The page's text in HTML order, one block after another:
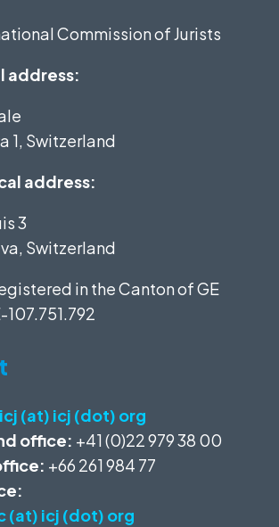
Commission of Jurists
address:
1, Switzerland
address:
3
Switzerland
in the Canton of GE
107.751.792
(at) icj (dot) org
office: +41 (0)22 979 38 00
+66 261 984 77
(at) icj (dot) org